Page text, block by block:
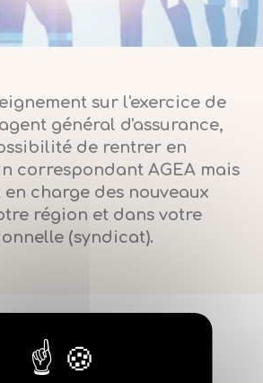
sur l'exercice de
général d'assurance,
de rentrer en
correspondant AGEA mais
charge des nouveaux
région et dans votre
(syndicat).